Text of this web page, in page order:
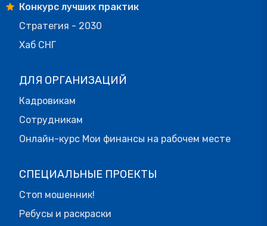
Конкурс лучших практик
Стратегия - 2030
Хаб СНГ
ДЛЯ ОРГАНИЗАЦИЙ
Кадровикам
Сотрудникам
Онлайн-курс Мои финансы на рабочем месте
СПЕЦИАЛЬНЫЕ ПРОЕКТЫ
Стоп мошенник!
Ребусы и раскраски